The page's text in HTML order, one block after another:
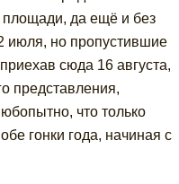
да ещё и без
июля, но пропустившие
сюда 16 августа,
представления,
что только
гонки года, начиная с